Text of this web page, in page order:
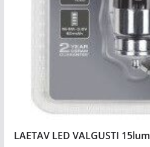
LAETAV LED VALGUSTI 15lum